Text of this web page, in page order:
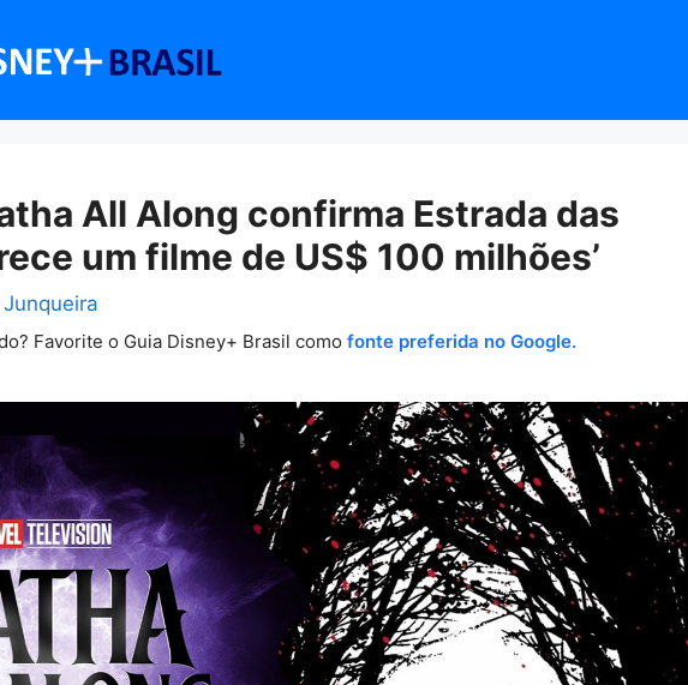
All Along confirma Estrada das
um filme de US$ 100 milhões’
Favorite o Guia Disney+ Brasil como fonte preferida no Google.